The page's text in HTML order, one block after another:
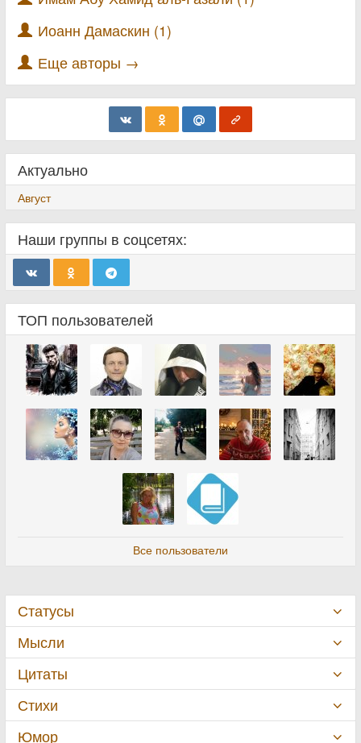
Иоанн Дамаскин (1)
Еще авторы →
Актуально
Август
Наши группы в соцсетях:
ТОП пользователей
Все пользователи
Статусы
Мысли
Цитаты
Стихи
Юмор